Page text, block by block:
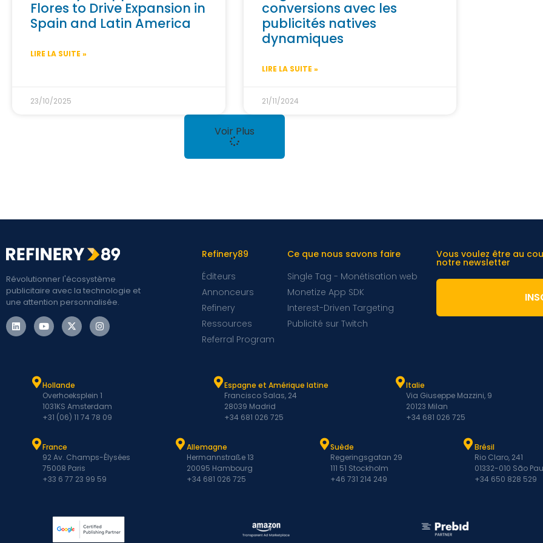
Flores to Drive Expansion in
Spain and Latin America
LIRE LA SUITE »
23/10/2025
conversions avec les
publicités natives
dynamiques
LIRE LA SUITE »
21/11/2024
Voir Plus
Révolutionner l'écosystème
publicitaire avec la technologie et
une attention personnalisée.
Refinery89
Éditeurs
Annonceurs
Refinery
Ressources
Referral Program
Ce que nous savons faire
Single Tag - Monétisation web
Monetize App SDK
Interest-Driven Targeting
Publicité sur Twitch
Vous voulez être au
notre newsletter
Hollande
Overhoeksplein 1
1031KS Amsterdam
+31 (06) 11 74 78 09
Espagne et Amérique latine
Francisco Salas, 24
28039 Madrid
+34 681 026 725
Italie
Via Giuseppe Mazzini, 9
20123 Milan
+34 681 026 725
France
92 Av. Champs-Élysées
75008 Paris
+33 6 77 23 99 59
Allemagne
Hermannstraße 13
20095 Hambourg
+34 681 026 725
Suède
Regeringsgatan 29
111 51 Stockholm
+46 731 214 249
Brésil
Rio Claro, 241
01332-010 São
+34 650 828 529